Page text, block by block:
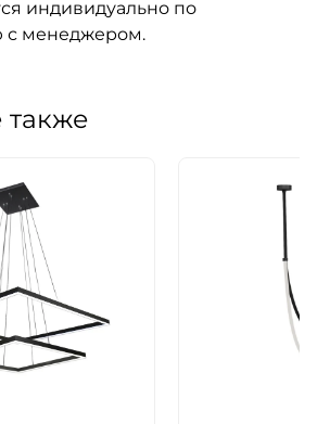
индивидуально по
с менеджером.
также